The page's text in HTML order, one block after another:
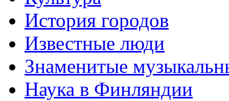
История городов
Известные люди
Знаменитые
Наука в Финляндии